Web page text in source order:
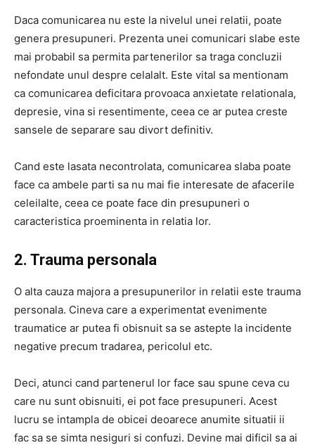
Daca comunicarea nu este la nivelul unei relatii, poate
genera presupuneri. Prezenta unei comunicari slabe este
mai probabil sa permita partenerilor sa traga concluzii
nefondate unul despre celalalt. Este vital sa mentionam
ca comunicarea deficitara provoaca anxietate relationala,
depresie, vina si resentimente, ceea ce ar putea creste
sansele de separare sau divort definitiv.
Cand este lasata necontrolata, comunicarea slaba poate
face ca ambele parti sa nu mai fie interesate de afacerile
celeilalte, ceea ce poate face din presupuneri o
caracteristica proeminenta in relatia lor.
2. Trauma personala
O alta cauza majora a presupunerilor in relatii este trauma
personala. Cineva care a experimentat evenimente
traumatice ar putea fi obisnuit sa se astepte la incidente
negative precum tradarea, pericolul etc.
Deci, atunci cand partenerul lor face sau spune ceva cu
care nu sunt obisnuiti, ei pot face presupuneri. Acest
lucru se intampla de obicei deoarece anumite situatii ii
fac sa se simta nesiguri si confuzi. Devine mai dificil sa ai